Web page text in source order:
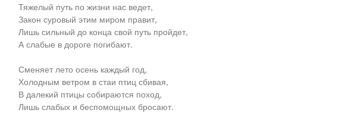
Тяжелый путь по жизни нас ведет,
Закон суровый этим миром правит,
Лишь сильный до конца свой путь пройдет,
А слабые в дороге погибают.
Сменяет лето осень каждый год,
Холодным ветром в стаи птиц сбивая,
В далекий птицы собираются поход,
Лишь слабых и беспомощных бросают.